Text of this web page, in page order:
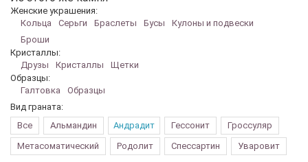
Женские украшения:
Кольца
Серьги Браслеты Бусы
Кулоны и подвески
Броши
Кристаллы:
Друзы
Кристаллы
Щетки
Образцы:
Галтовка
Образцы
Вид граната:
Все
Альмандин Андрадит Гессонит
Гроссуляр
Метасоматический
Родолит Спессартин Уваровит